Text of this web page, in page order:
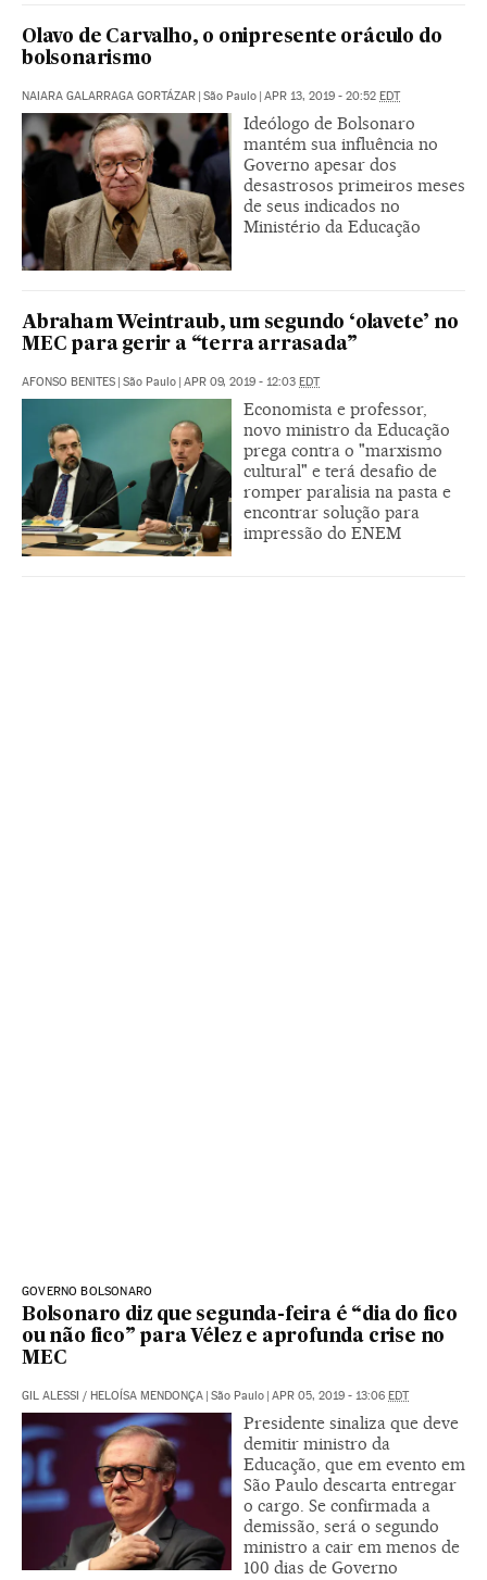
Olavo de Carvalho, o onipresente oráculo do
bolsonarismo
NAIARA GALARRAGA GORTÁZAR | São Paulo | APR 13, 2019 - 20:52 EDT
Ideólogo de Bolsonaro
mantém sua influência no
Governo apesar dos
desastrosos primeiros meses
de seus indicados no
Ministério da Educação
Abraham Weintraub, um segundo ‘olavete’ no
MEC para gerir a “terra arrasada”
AFONSO BENITES | São Paulo | APR 09, 2019 - 12:03 EDT
Economista e professor,
novo ministro da Educação
prega contra o "marxismo
cultural" e terá desafio de
romper paralisia na pasta e
encontrar solução para
impressão do ENEM
GOVERNO BOLSONARO
Bolsonaro diz que segunda-feira é “dia do fico
ou não fico” para Vélez e aprofunda crise no
MEC
GIL ALESSI / HELOÍSA MENDONÇA | São Paulo | APR 05, 2019 - 13:06 EDT
Presidente sinaliza que deve
demitir ministro da
Educação, que em evento em
São Paulo descarta entregar
o cargo. Se confirmada a
demissão, será o segundo
ministro a cair em menos de
100 dias de Governo